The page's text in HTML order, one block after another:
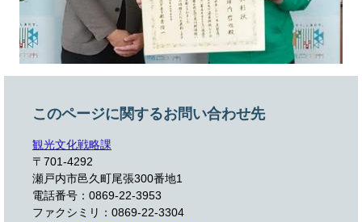
このページに関するお問い合わせ先
観光文化戦略課
〒701-4292
瀬戸内市邑久町尾張300番地1
電話番号：0869-22-3953
ファクシミリ：0869-22-3304